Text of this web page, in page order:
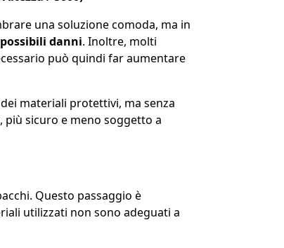
una soluzione comoda, ma in
danni. Inoltre, molti
può quindi far aumentare
materiali protettivi, ma senza
più sicuro e meno soggetto a
Questo passaggio è
utilizzati non sono adeguati a